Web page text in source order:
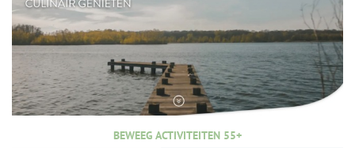
BEWEEG ACTIVITEITEN 55+